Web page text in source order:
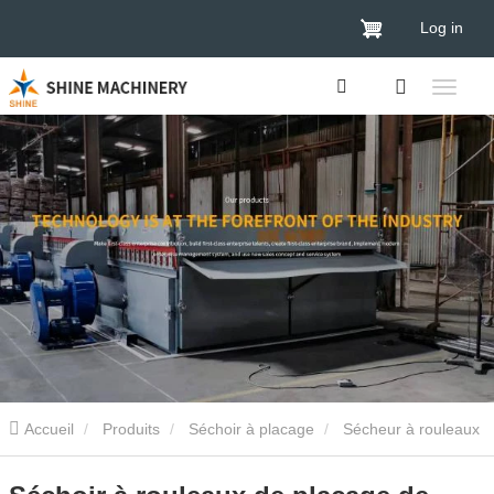
Log in
Accueil Produits Séchoir à placage Sécheur à rouleaux
de placage